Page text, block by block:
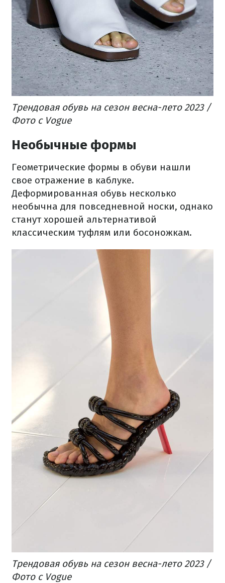
Трендовая обувь на сезон весна-лето 2023 /
Фото с Vogue
Необычные формы
Геометрические формы в обуви нашли
свое отражение в каблуке.
Деформированная обувь несколько
необычна для повседневной носки, однако
станут хорошей альтернативой
классическим туфлям или босоножкам.
Трендовая обувь на сезон весна-лето 2023 /
Фото с Vogue